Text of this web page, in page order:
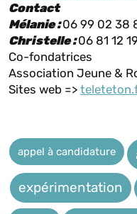
Contact
Mélanie :06 99 02 38
Christelle :06 81 12
Co-fondatrices
Association Jeune &
Sites web =>
appel à candidature
expérimentation